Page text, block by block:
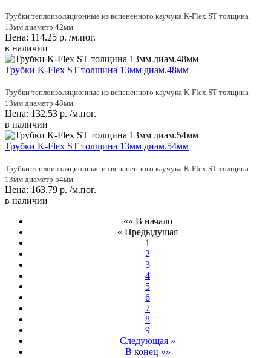
Трубки теплоизоляционные из вспененного каучука K-Flex ST толщина
13мм диаметр 42мм
Цена: 114.25 р. /м.пог.
в наличии
Трубки K-Flex ST толщина 13мм диам.48мм
Трубки теплоизоляционные из вспененного каучука K-Flex ST толщина
13мм диаметр 48мм
Цена: 132.53 р. /м.пог.
в наличии
Трубки K-Flex ST толщина 13мм диам.54мм
Трубки теплоизоляционные из вспененного каучука K-Flex ST толщина
13мм диаметр 54мм
Цена: 163.79 р. /м.пог.
в наличии
«« В начало
« Предыдущая
1
2
3
4
5
6
7
8
9
Следующая »
В конец »»